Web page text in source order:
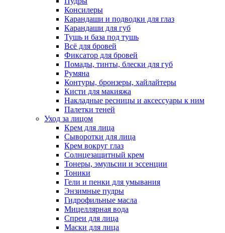
Консилеры
Карандаши и подводки для глаз
Карандаши для губ
Тушь и база под тушь
Всё для бровей
Фиксатор для бровей
Помады, тинты, блески для губ
Румяна
Контуры, бронзеры, хайлайтеры
Кисти для макияжа
Накладные ресницы и аксессуары к ним
Палетки теней
Уход за лицом
Крем для лица
Сыворотки для лица
Крем вокруг глаз
Солнцезащитный крем
Тонеры, эмульсии и эссенции
Тоники
Гели и пенки для умывания
Энзимные пудры
Гидрофильные масла
Мицеллярная вода
Спреи для лица
Маски для лица